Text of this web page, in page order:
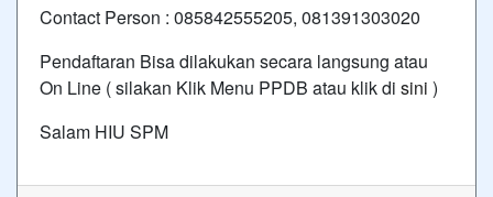
Contact Person : 085842555205, 081391303020
Pendaftaran Bisa dilakukan secara langsung atau
On Line ( silakan Klik Menu PPDB atau klik di sini )
Salam HIU SPM